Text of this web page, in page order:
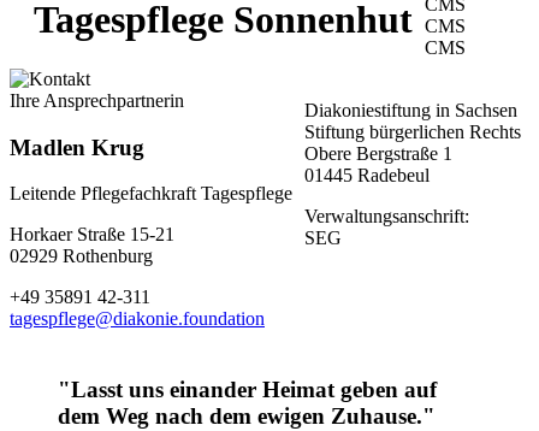
Tagespflege Sonnenhut
Ihre Ansprechpartnerin
Madlen Krug
Leitende Pflegefachkraft Tagespflege
Horkaer Straße 15-21
02929 Rothenburg
+49 35891 42-311
tagespflege@diakonie.foundation
CMS
"Lasst uns einander Heimat geben auf
dem Weg nach dem ewigen Zuhause."
CMS
CMS
Diakoniestiftung in Sachsen
Stiftung bürgerlichen Rechts
Obere Bergstraße 1
01445 Radebeul
Verwaltungsanschrift:
SEG